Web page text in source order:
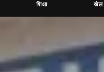
शिक्षा खेल